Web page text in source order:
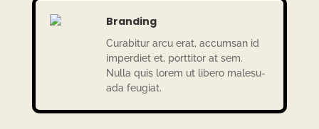
Branding
Cura­bi­tur arcu erat, accumsan id
imper­diet et, port­ti­tor at sem.
Nulla quis lorem ut libero malesu­
ada feugiat.